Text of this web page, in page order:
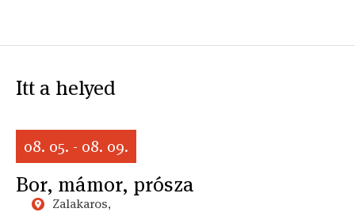
Itt a helyed
08. 05. - 08. 09.
Bor, mámor, prósza
Zalakaros,